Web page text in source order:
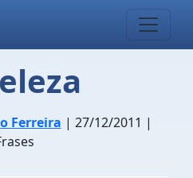
Ferreira | 27/12/2011 |